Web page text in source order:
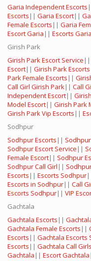
Garia Independent Escorts
Escorts || Garia Escort||
Female Escorts || Garia
Escort Garia || Escorts Garia
Girish Park
Girish Park Escort Service ||
Escort|| Girish Park Escorts
Park Female Escorts ||
Call Girl Girish Park|| Call
Independent Escort||
Model Escort|| Girish Park
Girish Park Vip Escorts ||
Sodhpur
Sodhpur Escorts ||
Sodhpur Escort Service ||
Female Escort|| Sodhpur
Sodhpur Call Girl ||
Escorts || Escorts Sodhpur
Escorts in Sodhpur|| Call
Escorts Sodhpur|| VIP
Gachtala
Gachtala Escorts ||
Gachtala Female Escorts ||
Escorts || Gachtala Escorts
Escorts || Gachtala Call Girls
Gachtala || Escort Gachtala